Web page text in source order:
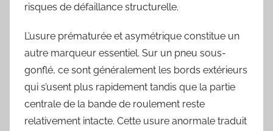
risques de défaillance structurelle.
L’usure prématurée et asymétrique constitue un
autre marqueur essentiel. Sur un pneu sous-
gonflé, ce sont généralement les bords extérieurs
qui s’usent plus rapidement tandis que la partie
centrale de la bande de roulement reste
relativement intacte. Cette usure anormale traduit